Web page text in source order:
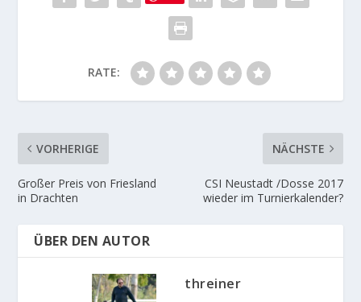
RATE:
VORHERIGE
Großer Preis von Friesland
in Drachten
NÄCHSTE
CSI Neustadt /Dosse 2017
wieder im Turnierkalender?
ÜBER DEN AUTOR
threiner